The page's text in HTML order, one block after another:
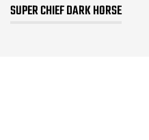
SUPER CHIEF DARK HORSE